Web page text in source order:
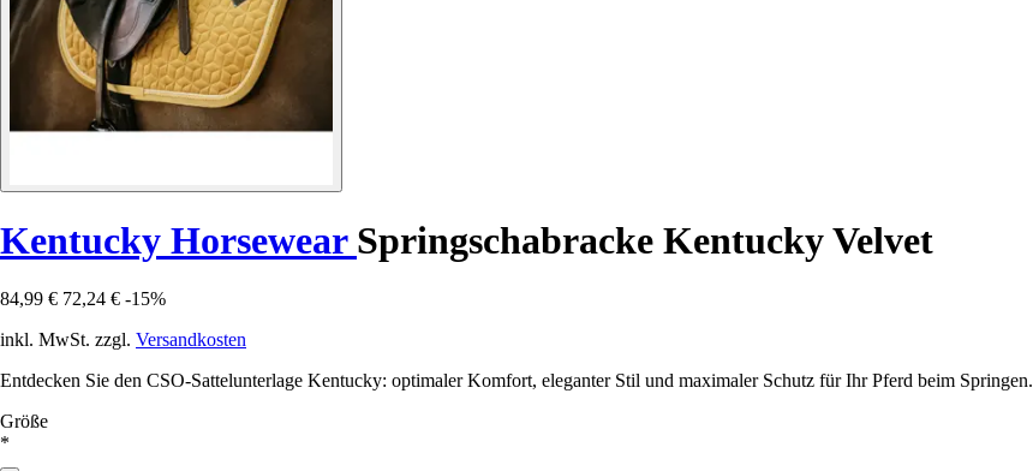
Kentucky Horsewear Springschabracke Kentucky Velvet
84,99 € 72,24 € -15%
inkl. MwSt. zzgl. Versandkosten
Entdecken Sie den CSO-Sattelunterlage Kentucky: optimaler Komfort, eleganter Stil und maximaler Schutz für Ihr Pferd beim Springen.
Größe
*